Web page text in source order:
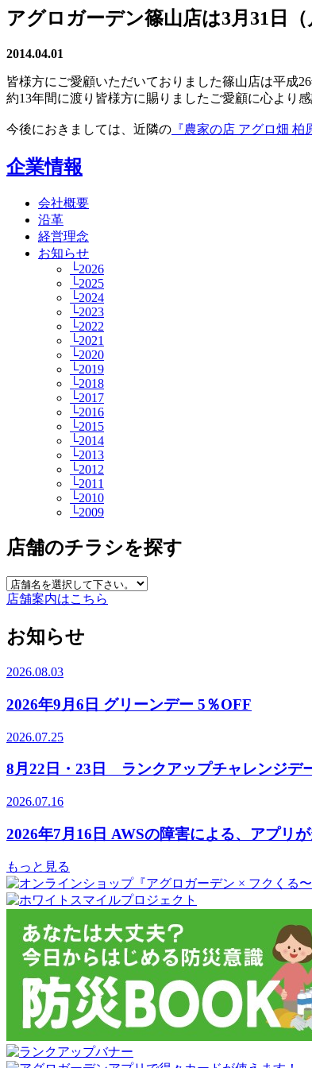
アグロガーデン篠山店は3月31日
2014.04.01
皆様方にご愛顧いただいておりました篠山店は平成
約13年間に渡り皆様方に賜りましたご愛顧に心より
今後におきましては、近隣の 『農家の店 アグロ畑 柏
企業情報
会社概要
沿革
経営理念
お知らせ
└2026
└2025
└2024
└2023
└2022
└2021
└2020
└2019
└2018
└2017
└2016
└2015
└2014
└2013
└2012
└2011
└2010
└2009
店舗のチラシを探す
店舗案内はこちら
お知らせ
2026.08.03
2026年9月6日 グリーンデー 5％OFF
2026.07.25
8月22日・23日 ランクアップチャレンジデ
2026.07.16
2026年7月16日 AWSの障害による、アプリ
もっと見る